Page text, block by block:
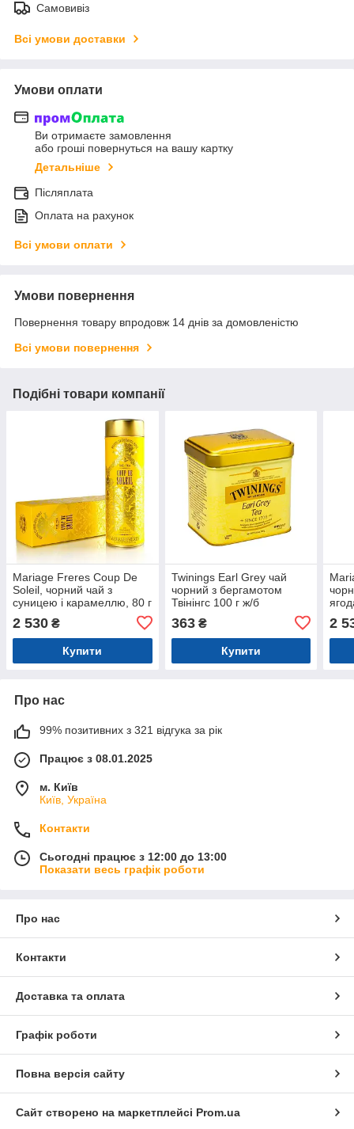
Самовивіз
Всі умови доставки
Умови оплати
Ви отримаєте замовлення
або гроші повернуться на вашу картку
Детальніше
Післяплата
Оплата на рахунок
Всі умови оплати
Умови повернення
Повернення товару впродовж 14 днів за домовленістю
Всі умови повернення
Подібні товари компанії
Mariage Freres Coup De
Soleil, чорний чай з
суницею і карамеллю, 80 г
2 530 ₴
Купити
Twinings Earl Grey чай
чорний з бергамотом
Твінінгс 100 г ж/б
363₴
Купити
2
Про нас
99% позитивних з 321 відгука за рік
Працює з 08.01.2025
м. Київ
Київ, Україна
Контакти
Сьогодні працює з 12:00 до 13:00
Показати весь графік роботи
Про нас
Контакти
Доставка та оплата
Графік роботи
Повна версія сайту
Сайт створено на маркетплейсі Prom.ua